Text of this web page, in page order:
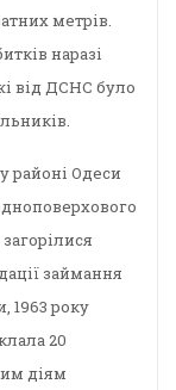
метрів.
наразі
від ДСНС було
районі Одеси
займання
1963 року
20
діям